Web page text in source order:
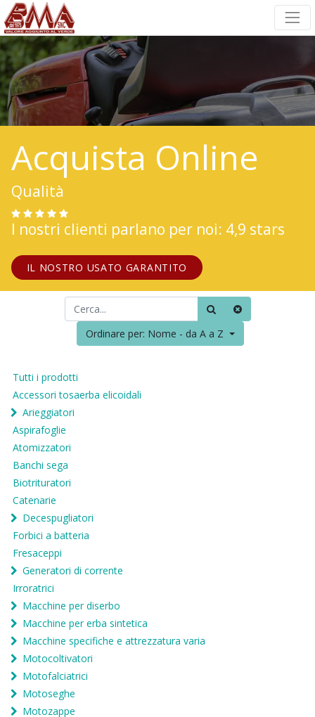
Acquista Online
Qualità
I nostri clienti parlano per noi: 4,9 stars
IL NOSTRO USATO GARANTITO
Ordinare per: Nome - da A a Z
Tutti i prodotti
Accessori tosaerba elicoidali
Arieggiatori
Aspirafoglie
Atomizzatori
Banchi sega
Biotrituratori
Catenarie
Decespugliatori
Forbici a batteria
Fresaceppi
Generatori di corrente
Irroratrici
Macchine per diserbo
Macchine per erba sintetica
Macchine specifiche e attrezzatura varia
Motocoltivatori
Motofalciatrici
Motoseghe
Motozappe